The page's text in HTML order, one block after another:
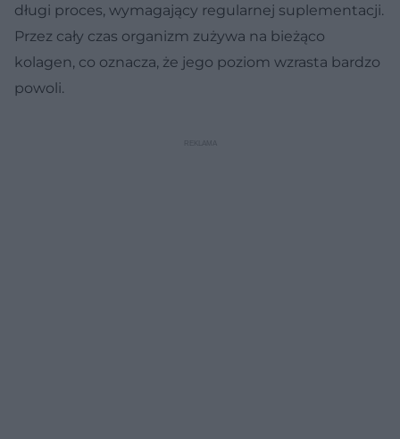
długi proces, wymagający regularnej suplementacji.
Przez cały czas organizm zużywa na bieżąco
kolagen, co oznacza, że jego poziom wzrasta bardzo
powoli.